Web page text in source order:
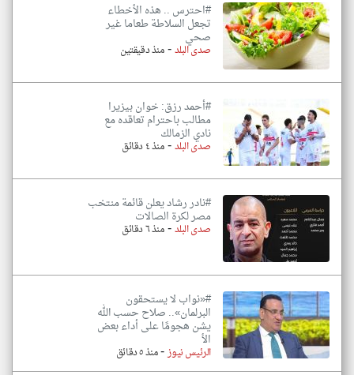
#احترس .. هذه الأخطاء
تجعل السلاطة طعاما غير
صحي
صدى البلد-منذ دقيقتين
#أحمد رزق: خوان بيزيرا
مطالب باحترام تعاقده مع
نادي الزمالك
صدى البلد-منذ ٤ دقائق
#نادر رشاد يعلن قائمة منتخب
مصر لكرة الصالات
صدى البلد-منذ ٦ دقائق
#«نواب لا يستحقون
البرلمان».. صلاح حسب الله
يشن هجومًا على أداء بعض
الأ
الرئيس نيوز-منذ ٥ دقائق